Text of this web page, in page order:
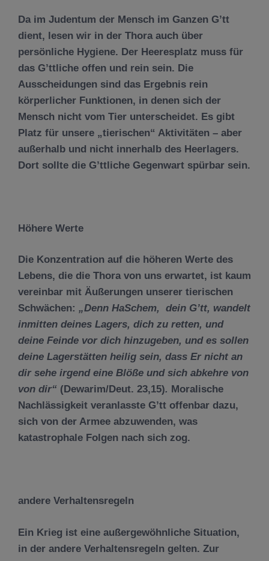
Da im Judentum der Mensch im Ganzen G’tt
dient, lesen wir in der Thora auch über
persönliche Hygiene. Der Heeresplatz muss für
das G’ttliche offen und rein sein. Die
Ausscheidungen sind das Ergebnis rein
körperlicher Funktionen, in denen sich der
Mensch nicht vom Tier unterscheidet. Es gibt
Platz für unsere „tierischen“ Aktivitäten – aber
außerhalb und nicht innerhalb des Heerlagers.
Dort sollte die G’ttliche Gegenwart spürbar sein.
Höhere Werte
Die Konzentration auf die höheren Werte des
Lebens, die die Thora von uns erwartet, ist kaum
vereinbar mit Äußerungen unserer tierischen
Schwächen: „Denn HaSchem, dein G’tt, wandelt
inmitten deines Lagers, dich zu retten, und
deine Feinde vor dich hinzugeben, und es sollen
deine Lagerstätten heilig sein, dass Er nicht an
dir sehe irgend eine Blöße und sich abkehre von
von dir“ (Dewarim/Deut. 23,15). Moralische
Nachlässigkeit veranlasste G’tt offenbar dazu,
sich von der Armee abzuwenden, was
katastrophale Folgen nach sich zog.
andere Verhaltensregeln
Ein Krieg ist eine außergewöhnliche Situation,
in der andere Verhaltensregeln gelten. Zur